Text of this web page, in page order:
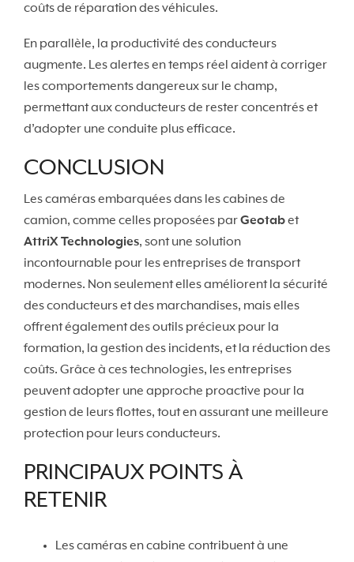
coûts de réparation des véhicules.
En parallèle, la productivité des conducteurs
augmente. Les alertes en temps réel aident à corriger
les comportements dangereux sur le champ,
permettant aux conducteurs de rester concentrés et
d’adopter une conduite plus efficace.
CONCLUSION
Les caméras embarquées dans les cabines de
camion, comme celles proposées parGeotabet
AttriX Technologies, sont une solution
incontournable pour les entreprises de transport
modernes. Non seulement elles améliorent la sécurité
des conducteurs et des marchandises, mais elles
offrent également des outils précieux pour la
formation, la gestion des incidents, et la réduction des
coûts. Grâce à ces technologies, les entreprises
peuvent adopter une approche proactive pour la
gestion de leurs flottes, tout en assurant une meilleure
protection pour leurs conducteurs.
PRINCIPAUX POINTS À
RETENIR
Les caméras en cabine contribuent à une